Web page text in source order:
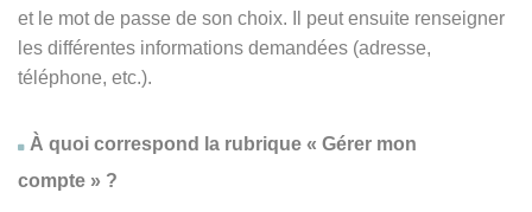
et le mot de passe de son choix. Il peut ensuite renseigner
les différentes informations demandées (adresse,
téléphone, etc.).
À quoi correspond la rubrique « Gérer mon
compte » ?